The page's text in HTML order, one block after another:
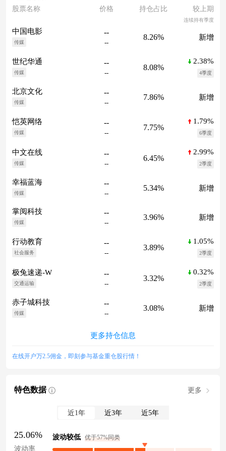
股票名称
价格 持仓占比 较上期
连续持有季度
中国电影
传媒
--
--
8.26% 新增
世纪华通
传媒
--
--
8.08%
2.38%
4季度
北京文化
传媒
--
--
7.86% 新增
恺英网络
传媒
--
--
7.75%
1.79%
6季度
中文在线
传媒
--
--
6.45%
2.99%
2季度
幸福蓝海
传媒
--
--
5.34% 新增
掌阅科技
传媒
--
--
3.96% 新增
行动教育
社会服务
--
--
3.89%
1.05%
2季度
极兔速递-W
交通运输
--
--
3.32%
0.32%
2季度
赤子城科技
传媒
--
--
3.08% 新增
更多持仓信息
在线开户万2.5佣金，即刻参与基金重仓股行情！
特色数据 更多
近1年 近3年 近5年
25.06%
波动率
波动较低 优于57%同类